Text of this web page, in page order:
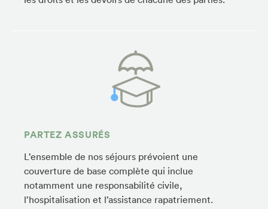
PARTEZ ASSURÉS
L’ensemble de nos séjours prévoient une
couverture de base complète qui inclue
notamment une responsabilité civile,
l’hospitalisation et l’assistance rapatriement.